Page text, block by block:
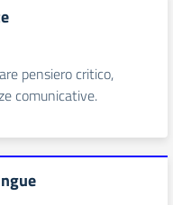
pensiero critico,
comunicative.